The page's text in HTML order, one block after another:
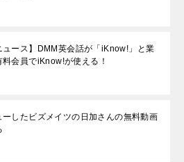
ュース】DMM英会話が「iKnow!」と業
会員でiKnow!が使える！
ーしたビズメイツの日加さんの無料動画